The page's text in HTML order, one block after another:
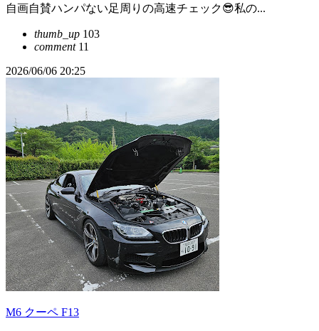
自画自賛ハンパない足周りの高速チェック😎私の...
thumb_up 103
comment11
2026/06/06 20:25
M6 クーペ F13